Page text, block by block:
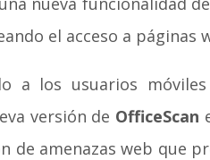
el acceso a páginas
a los usuarios
versión de OfficeScan
de amenazas web que